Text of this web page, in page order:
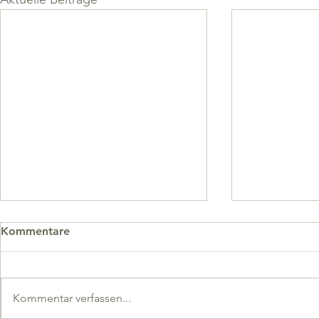
Kommentare
Kommentar verfassen...